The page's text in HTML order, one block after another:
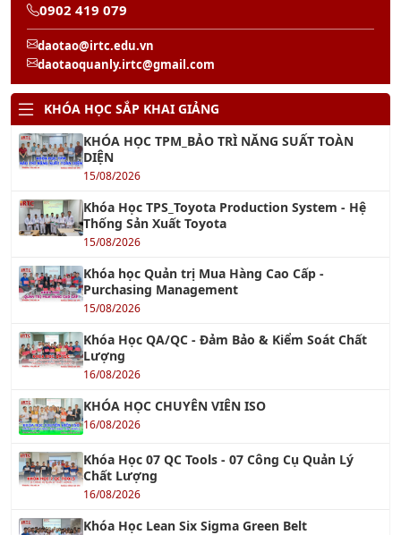
0902 419 079
daotao@irtc.edu.vn
daotaoquanly.irtc@gmail.com
KHÓA HỌC SẮP KHAI GIẢNG
KHÓA HỌC TPM_BẢO TRÌ NĂNG SUẤT TOÀN
DIỆN
15/08/2026
Khóa Học TPS_Toyota Production System - Hệ
Thống Sản Xuất Toyota
15/08/2026
Khóa học Quản trị Mua Hàng Cao Cấp -
Purchasing Management
15/08/2026
Khóa Học QA/QC - Đảm Bảo & Kiểm Soát Chất
Lượng
16/08/2026
KHÓA HỌC CHUYÊN VIÊN ISO
16/08/2026
Khóa Học 07 QC Tools - 07 Công Cụ Quản Lý
Chất Lượng
16/08/2026
Khóa Học Lean Six Sigma Green Belt